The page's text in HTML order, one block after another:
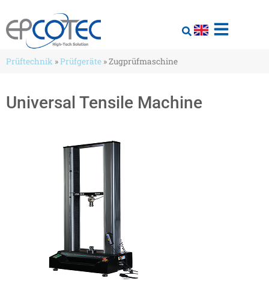
Prüftechnik »Prüfgeräte »Zugprüfmaschine
Universal Tensile Machine